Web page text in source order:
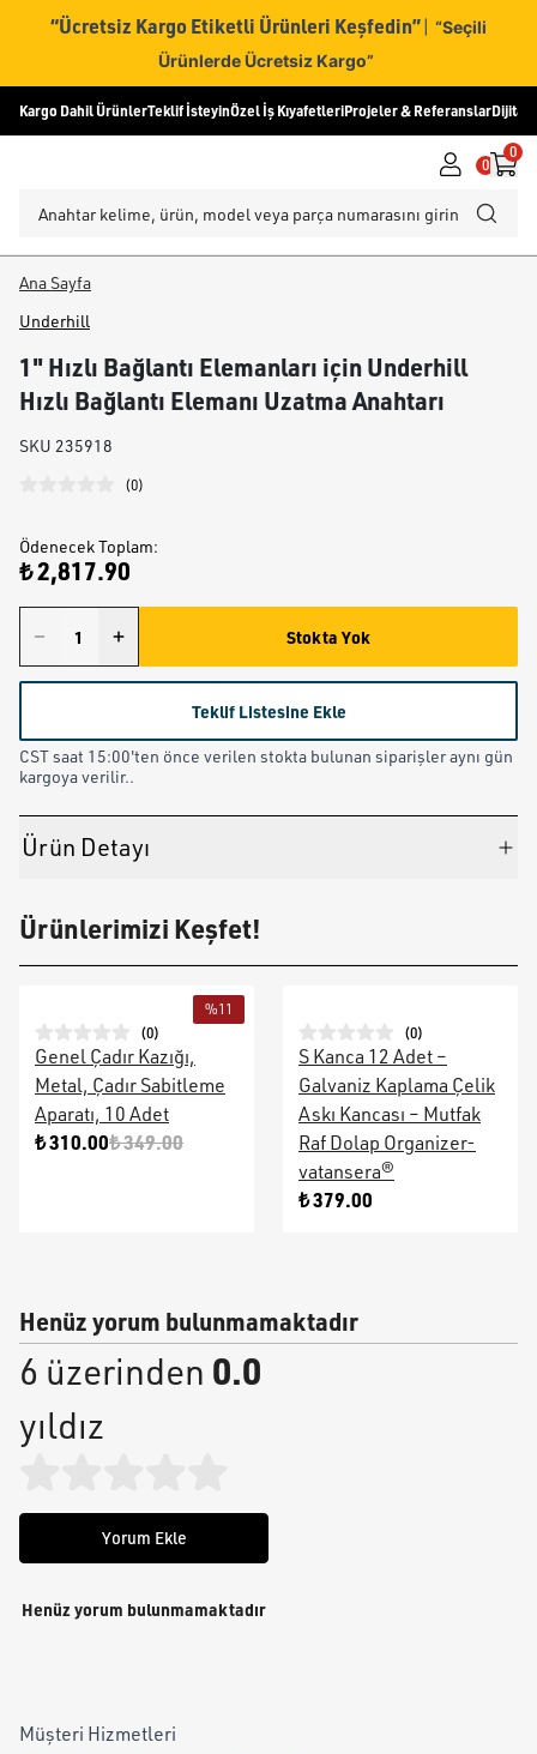
“Ücretsiz Kargo Etiketli Ürünleri Keşfedin” | “Seçili
Ürünlerde Ücretsiz Kargo”
Kargo Dahil ÜrünlerTeklif İsteyinÖzel İş KıyafetleriProjeler & ReferanslarDijital
0
0
Ana Sayfa
Underhill
1" Hızlı Bağlantı Elemanları için Underhill
Hızlı Bağlantı Elemanı Uzatma Anahtarı
SKU 235918
(0)
Ödenecek Toplam:
₺ 2,817.90
Stokta Yok
Teklif Listesine Ekle
CST saat 15:00'ten önce verilen stokta bulunan siparişler aynı gün
kargoya verilir..
Ürün Detayı
Ürünlerimizi Keşfet!
%11
(0)
Genel Çadır Kazığı,
Metal, Çadır Sabitleme
Aparatı, 10 Adet
₺ 310.00₺ 349.00
(0)
S Kanca 12 Adet –
Galvaniz Kaplama Çelik
Askı Kancası – Mutfak
Raf Dolap Organizer-
vatansera®
₺ 379.00
Henüz yorum bulunmamaktadır
6 üzerinden 0.0
yıldız
Yorum Ekle
Henüz yorum bulunmamaktadır
Müşteri Hizmetleri